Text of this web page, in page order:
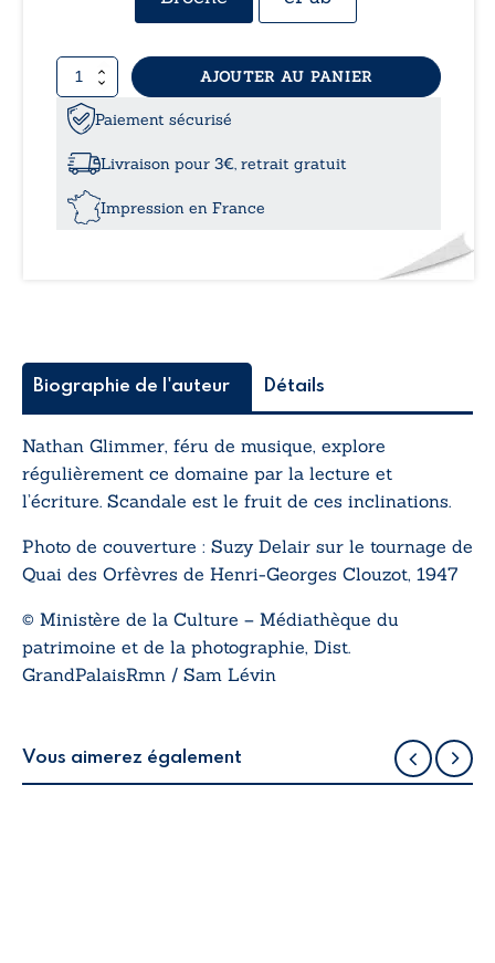
quantité
de
Scandale
AJOUTER AU PANIER
Paiement sécurisé
Livraison pour 3€, retrait gratuit
Impression en France
Biographie de l'auteur Détails
Nathan Glimmer, féru de musique, explore
régulièrement ce domaine par la lecture et
l’écriture. Scandale est le fruit de ces inclinations.
Photo de couverture : Suzy Delair sur le tournage de
Quai des Orfèvres de Henri-Georges Clouzot, 1947
© Ministère de la Culture – Médiathèque du
patrimoine et de la photographie, Dist.
GrandPalaisRmn / Sam Lévin
Vous aimerez également